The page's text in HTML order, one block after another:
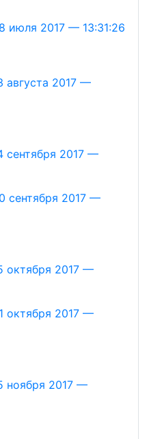
июля 2017 — 13:31:26
августа 2017 —
сентября 2017 —
сентября 2017 —
октября 2017 —
октября 2017 —
ноября 2017 —